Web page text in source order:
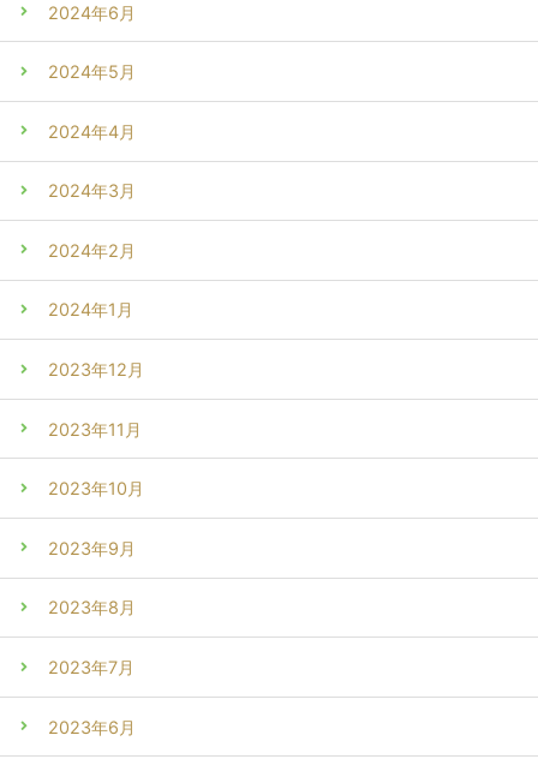
2024年6月
2024年5月
2024年4月
2024年3月
2024年2月
2024年1月
2023年12月
2023年11月
2023年10月
2023年9月
2023年8月
2023年7月
2023年6月